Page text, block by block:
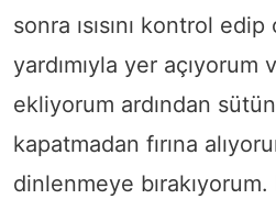
sonra ısısını kontrol edip
yardımıyla yer açıyorum
ekliyorum ardından
kapatmadan fırına
dinlenmeye